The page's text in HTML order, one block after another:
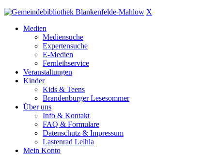
X
Medien
Mediensuche
Expertensuche
E-Medien
Fernleihservice
Veranstaltungen
Kinder
Kids & Teens
Brandenburger Lesesommer
Über uns
Info & Kontakt
FAQ & Formulare
Datenschutz & Impressum
Lastenrad Leihla
Mein Konto